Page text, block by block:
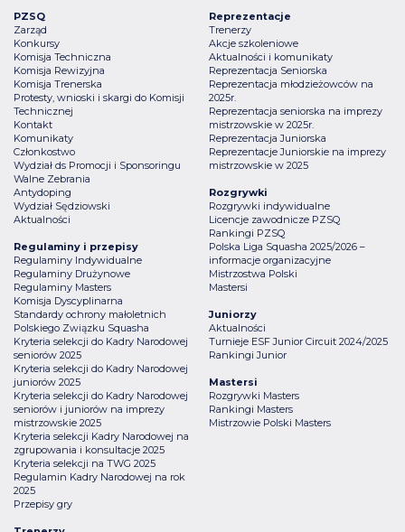
PZSQ
Zarząd
Konkursy
Komisja Techniczna
Komisja Rewizyjna
Komisja Trenerska
Protesty, wnioski i skargi do Komisji
Technicznej
Kontakt
Komunikaty
Członkostwo
Wydział ds Promocji i Sponsoringu
Walne Zebrania
Antydoping
Wydział Sędziowski
Aktualności
Reprezentacje
Trenerzy
Akcje szkoleniowe
Aktualności i komunikaty
Reprezentacja Seniorska
Reprezentacja młodzieżowców na
2025r.
Reprezentacja seniorska na imprezy
mistrzowskie w 2025r.
Reprezentacja Juniorska
Reprezentacje Juniorskie na imprezy
mistrzowskie w 2025
Rozgrywki
Rozgrywki indywidualne
Licencje zawodnicze PZSQ
Rankingi PZSQ
Polska Liga Squasha 2025/2026 –
informacje organizacyjne
Mistrzostwa Polski
Mastersi
Juniorzy
Aktualności
Turnieje ESF Junior Circuit 2024/2025
Rankingi Junior
Mastersi
Rozgrywki Masters
Rankingi Masters
Mistrzowie Polski Masters
Regulaminy i przepisy
Regulaminy Indywidualne
Regulaminy Drużynowe
Regulaminy Masters
Komisja Dyscyplinarna
Standardy ochrony małoletnich
Polskiego Związku Squasha
Kryteria selekcji do Kadry Narodowej
seniorów 2025
Kryteria selekcji do Kadry Narodowej
juniorów 2025
Kryteria selekcji do Kadry Narodowej
seniorów i juniorów na imprezy
mistrzowskie 2025
Kryteria selekcji Kadry Narodowej na
zgrupowania i konsultacje 2025
Kryteria selekcji na TWG 2025
Regulamin Kadry Narodowej na rok
2025
Przepisy gry